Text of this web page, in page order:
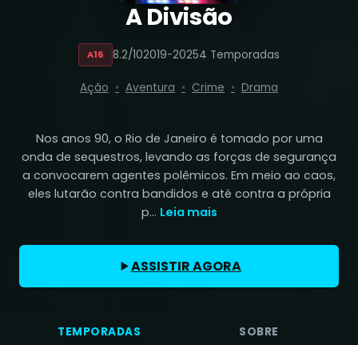
A Divisão
A16 8.2/102019-20254 Temporadas
Ação Aventura Crime Drama
Nos anos 90, o Rio de Janeiro é tomado por uma
onda de sequestros, levando as forças de segurança
a convocarem agentes polêmicos. Em meio ao caos,
eles lutarão contra bandidos e até contra a própria
p... Leia mais
ASSISTIR AGORA
TEMPORADAS SOBRE